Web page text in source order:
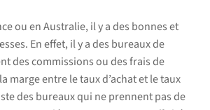
ou en Australie, il y a des bonnes et
En effet, il y a des bureaux de
des commissions ou des frais de
marge entre le taux d’achat et le taux
des bureaux qui ne prennent pas de